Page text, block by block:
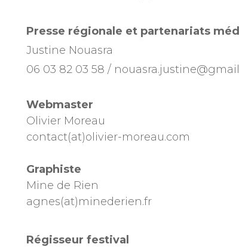
Presse régionale et partenariats
Justine Nouasra
06 03 82 03 58 /
Webmaster
Olivier Moreau
contact(at)olivier-moreau.com
Graphiste
Mine de Rien
agnes(at)minederien.fr
Régisseur festival